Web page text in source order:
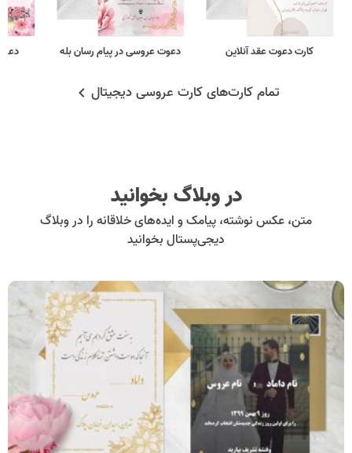
کارت دعوت عقد آنلاین دعوت عروسی در پیام رسان بله
تمام کارت‌های کارت عروسی دیجیتال
در وبلاگ بخوانید
متن، عکس نوشته، پیامک و ایده‌های خلاقانه را در وبلاگ
دیجی‌پستال بخوانید